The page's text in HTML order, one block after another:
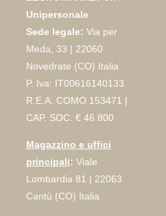
Unipersonale
Sede legale: Via per
Meda, 33 | 22060
Novedrate (CO) Italia
P. Iva: IT00616140133
R.E.A. COMO 153471 |
CAP. SOC. € 46.800
Magazzino e uffici
principali: Viale
Lombardia 81 | 22063
Cantù (CO) Italia